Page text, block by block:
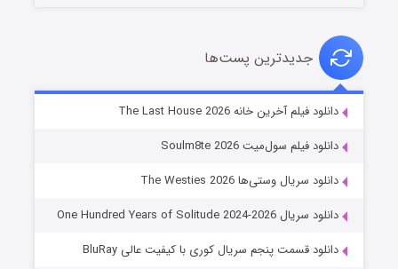
خاندان اژدها فصل ۳
جدیدترین پست‌ها
دانلود فیلم آخرین خانه The Last House 2026
دانلود فیلم سول‌میت Soulm8te 2026
دانلود سریال وستی‌ها The Westies 2026
دانلود سریال One Hundred Years of Solitude 2024-2026
دانلود قسمت پنجم سریال کوری با کیفیت عالی BluRay